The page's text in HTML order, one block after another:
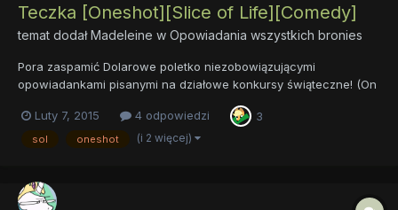
Teczka [Oneshot][Slice of Life][Comedy]
temat dodałMadeleine w Opowiadania wszystkich bronies
Pora zaspamić Dolarowe poletko niezobowiązującymi
opowiadankami pisanymi na działowe konkursy świąteczne! (On
RZECZY, więc nie zwróci uwagi.) Teczka [slice of Life] [One-
Shot] [Comedy] Liczba stron: 12 Liczba słów: >5000 Opis: Wigili...
Luty 7, 2015 4 odpowiedzi 3
sol oneshot (i 2 więcej)